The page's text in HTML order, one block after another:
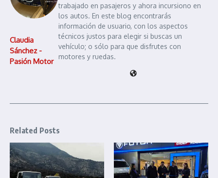
Claudia
Sánchez -
Pasión Motor
trabajado en pasajeros y ahora incursiono en
los autos. En este blog encontrarás
información de usuario, con los aspectos
técnicos justos para elegir si buscas un
vehículo; o sólo para que disfrutes con
motores y ruedas.
Related Posts